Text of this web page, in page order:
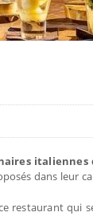
italiennes
dans leur
restaurant qui